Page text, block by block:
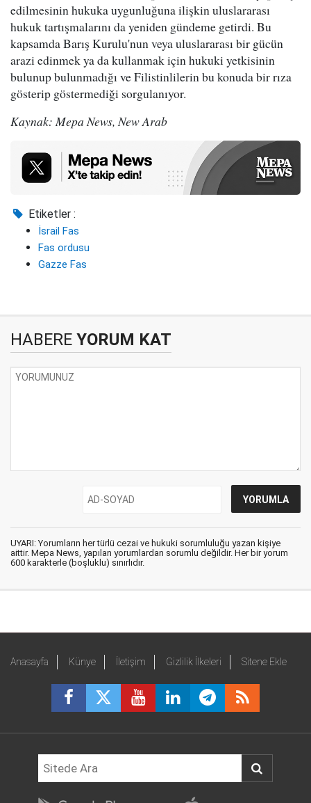
edilmesinin hukuka uygunluğuna ilişkin uluslararası
hukuk tartışmalarını da yeniden gündeme getirdi. Bu
kapsamda Barış Kurulu'nun veya uluslararası bir gücün
arazi edinmek ya da kullanmak için hukuki yetkisinin
bulunup bulunmadığı ve Filistinlilerin bu konuda bir rıza
gösterip göstermediği sorgulanıyor.
Kaynak: Mepa News, New Arab
Etiketler :
İsrail Fas
Fas ordusu
Gazze Fas
HABERE YORUM KAT
UYARI: Yorumların her türlü cezai ve hukuki sorumluluğu yazan kişiye
aittir. Mepa News, yapılan yorumlardan sorumlu değildir. Her bir yorum
600 karakterle (boşluklu) sınırlıdır.
Anasayfa Künye İletişim Gizlilik İlkeleri Sitene Ekle